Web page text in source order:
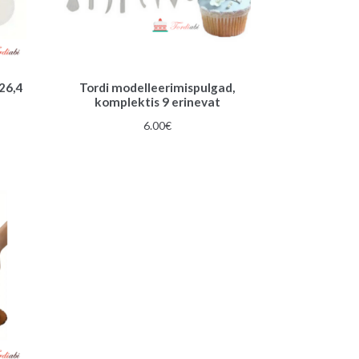
Tordi modelleerimispulgad,
komplektis 9 erinevat
6.00€